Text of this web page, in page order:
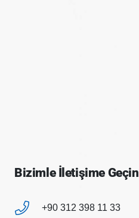
Bizimle İletişime Geçin
+90 312 398 11 33